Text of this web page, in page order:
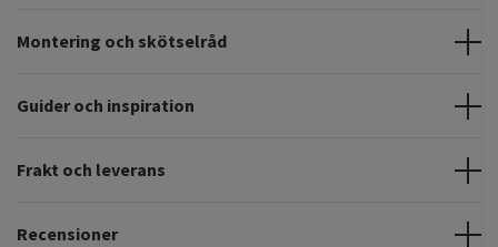
Montering och skötselråd
Guider och inspiration
Frakt och leverans
Recensioner